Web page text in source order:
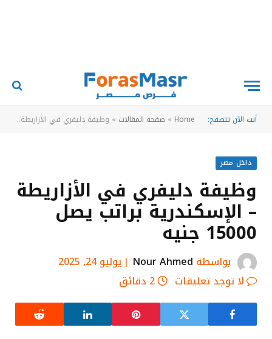
أنت الآن تتصفح: Home
» صفحة المقالات » وظيفة دليفري في الأزاريطة – الإسكندرية براتب يصل 15000 جنيه
داخل مصر
وظيفة دليفري في الأزاريطة
– الإسكندرية براتب يصل
15000 جنيه
بواسطة Nour Ahmed
يوليو 24, 2025
لا توجد تعليقات
2 دقائق